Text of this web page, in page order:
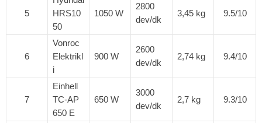
5
HRS10
50
1050 W
2800
dev/dk
3,45 kg 9.5/10
6
Vonroc
Elektrikl
i
900 W
2600
dev/dk
2,74 kg 9.4/10
7
Einhell
TC-AP
650 E
650 W
3000
dev/dk
2,7 kg 9.3/10